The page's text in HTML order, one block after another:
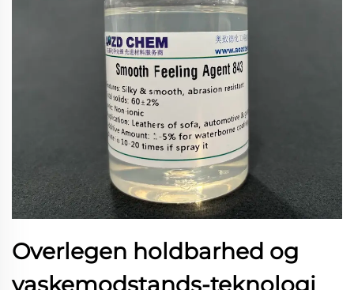
Overlegen holdbarhed og
vaskemodstands-teknologi